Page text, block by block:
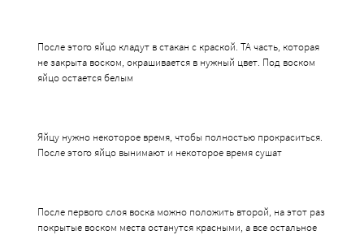
После этого яйцо кладут в стакан с краской. ТА часть, которая
не закрыта воском, окрашивается в нужный цвет. Под воском
яйцо остается белым
Яйцу нужно некоторое время, чтобы полностью прокраситься.
После этого яйцо вынимают и некоторое время сушат
После первого слоя воска можно положить второй, на этот раз
покрытые воском места останутся красными, а все остальное